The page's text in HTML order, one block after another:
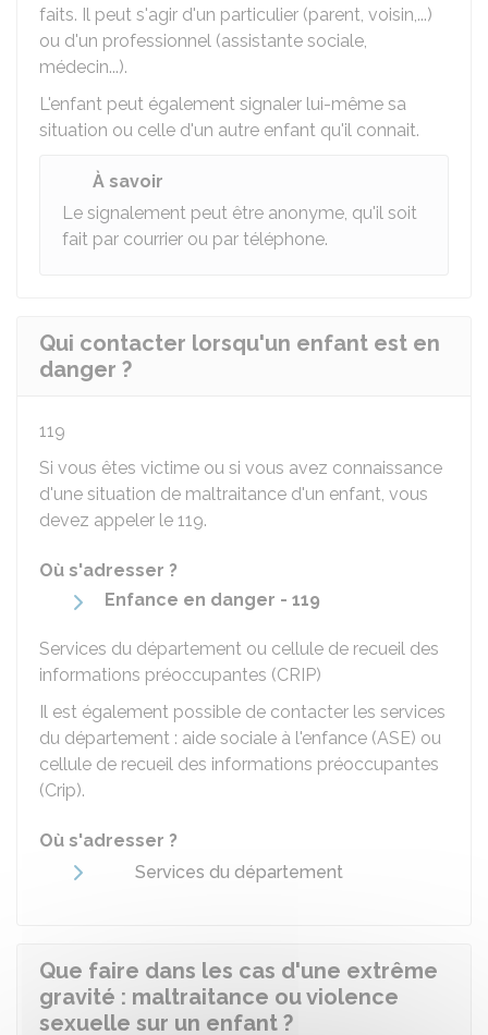
faits. Il peut s'agir d'un particulier (parent, voisin,...)
ou d'un professionnel (assistante sociale,
médecin...).
L'enfant peut également signaler lui-même sa
situation ou celle d'un autre enfant qu'il connait.
À savoir
Le signalement peut être anonyme, qu'il soit
fait par courrier ou par téléphone.
Qui contacter lorsqu'un enfant est en
danger ?
119
Si vous êtes victime ou si vous avez connaissance
d'une situation de maltraitance d'un enfant, vous
devez appeler le 119.
Où s'adresser ?
Enfance en danger - 119
Services du département ou cellule de recueil des
informations préoccupantes (CRIP)
Il est également possible de contacter les services
du département : aide sociale à l'enfance (ASE) ou
cellule de recueil des informations préoccupantes
(Crip).
Où s'adresser ?
Services du département
Que faire dans les cas d'une extrême
gravité : maltraitance ou violence
sexuelle sur un enfant ?